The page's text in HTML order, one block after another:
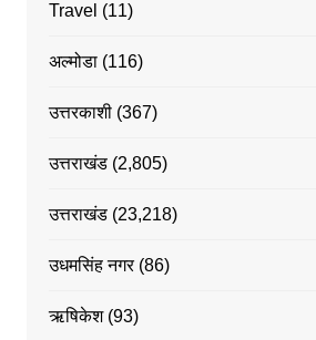
Travel (11)
अल्मोडा(116)
उत्तरकाशी(367)
उत्तराखंड(2,805)
उत्तराखंड(23,218)
उधमसिंह नगर(86)
ऋषिकेश(93)